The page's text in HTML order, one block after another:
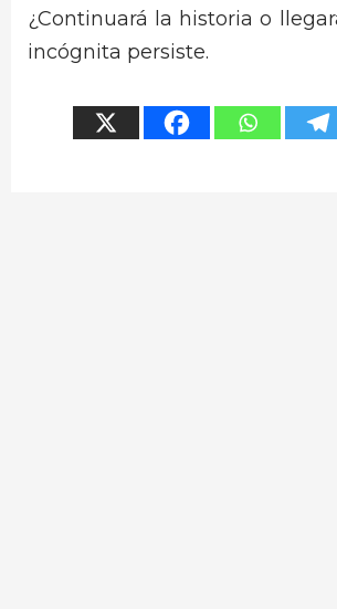
¿Continuará la historia o
incógnita persiste.